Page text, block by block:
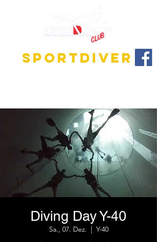
SPORTDIVER
Diving Day Y-40
Sa., 07. Dez.
  |
Y-40